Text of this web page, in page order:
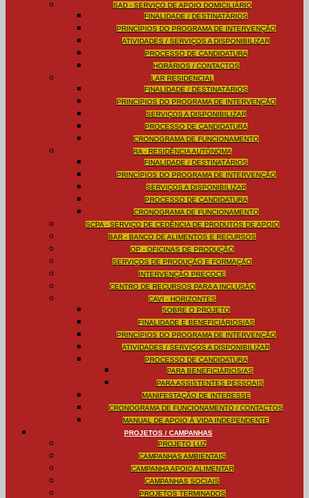
SAD - SERVIÇO DE APOIO DOMICILIÁRIO
FINALIDADE / DESTINATÁRIOS
PRINCÍPIOS DO PROGRAMA DE INTERVENÇÃO
ATIVIDADES / SERVIÇOS A DISPONIBILIZAR
PROCESSO DE CANDIDATURA
HORÁRIOS / CONTACTOS
LAR RESIDENCIAL
FINALIDADE / DESTINATÁRIOS
PRINCÍPIOS DO PROGRAMA DE INTERVENÇÃO
SERVIÇOS A DISPONIBILIZAR
PROCESSO DE CANDIDATURA
CRONOGRAMA DE FUNCIONAMENTO
RA - RESIDÊNCIA AUTÓNOMA
FINALIDADE / DESTINATÁRIOS
PRINCÍPIOS DO PROGRAMA DE INTERVENÇÃO
SERVIÇOS A DISPONIBILIZAR
PROCESSO DE CANDIDATURA
CRONOGRAMA DE FUNCIONAMENTO
SCPA - SERVIÇO DE CEDÊNCIA DE PRODUTOS DE APOIO
BAR - BANCO DE ALIMENTOS E RECURSOS
OP - OFICINAS DE PRODUÇÃO
SERVIÇOS DE PRODUÇÃO E FORMAÇÃO
INTERVENÇÃO PRECOCE
CENTRO DE RECURSOS PARA A INCLUSÃO
CAVI - HORIZONTES
SOBRE O PROJETO
FINALIDADE E BENEFICIÁRIOS/AS
PRINCÍPIOS DO PROGRAMA DE INTERVENÇÃO
ATIVIDADES / SERVIÇOS A DISPONIBILIZAR
PROCESSO DE CANDIDATURA
PARA BENEFICIÁRIOS/AS
PARA ASSISTENTES PESSOAIS
MANIFESTAÇÃO DE INTERESSE
CRONOGRAMA DE FUNCIONAMENTO / CONTACTOS
MANUAL DE APOIO À VIDA INDEPENDENTE
PROJETOS / CAMPANHAS
PROJETO LUZ
CAMPANHAS AMBIENTAIS
CAMPANHA APOIO ALIMENTAR
CAMPANHAS SOCIAIS
PROJETOS TERMINADOS